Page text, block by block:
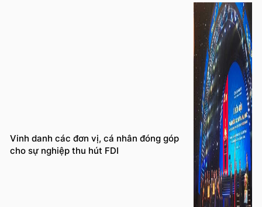
Vinh danh các đơn vị, cá nhân đóng góp
cho sự nghiệp thu hút FDI